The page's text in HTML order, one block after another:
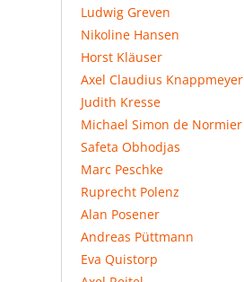
Ludwig Greven
Nikoline Hansen
Horst Kläuser
Axel Claudius Knappmeyer
Judith Kresse
Michael Simon de Normier
Safeta Obhodjas
Marc Peschke
Ruprecht Polenz
Alan Posener
Andreas Püttmann
Eva Quistorp